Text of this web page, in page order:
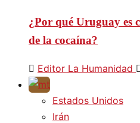
¿Por qué Uruguay es
de la cocaína?
Editor La Humanidad
Estados Unidos
Irán